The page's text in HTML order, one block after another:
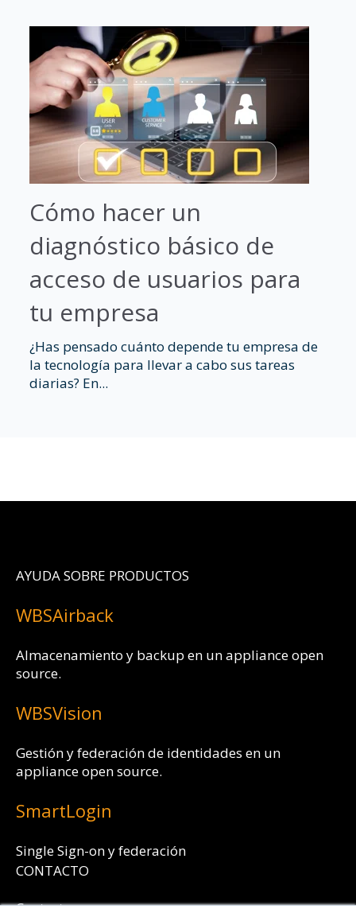
Cómo hacer un
diagnóstico básico de
acceso de usuarios para
tu empresa
¿Has pensado cuánto depende tu empresa de
la tecnología para llevar a cabo sus tareas
diarias? En...
AYUDA SOBRE PRODUCTOS
WBSAirback
Almacenamiento y backup en un appliance open
source.
WBSVision
Gestión y federación de identidades en un
appliance open source.
SmartLogin
Single Sign-on y federación
CONTACTO
Contacta con